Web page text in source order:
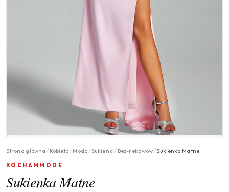
Strona główna / Kobieta /Moda/Sukienki/ Bez-rekawow/Sukienka Matne
KOCHAMMODE
Sukienka Matne